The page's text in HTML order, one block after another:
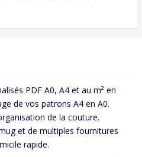
PDF A0, A4 et au m² en
de vos patrons A4 en A0.
de la couture.
et de multiples fournitures
rapide.